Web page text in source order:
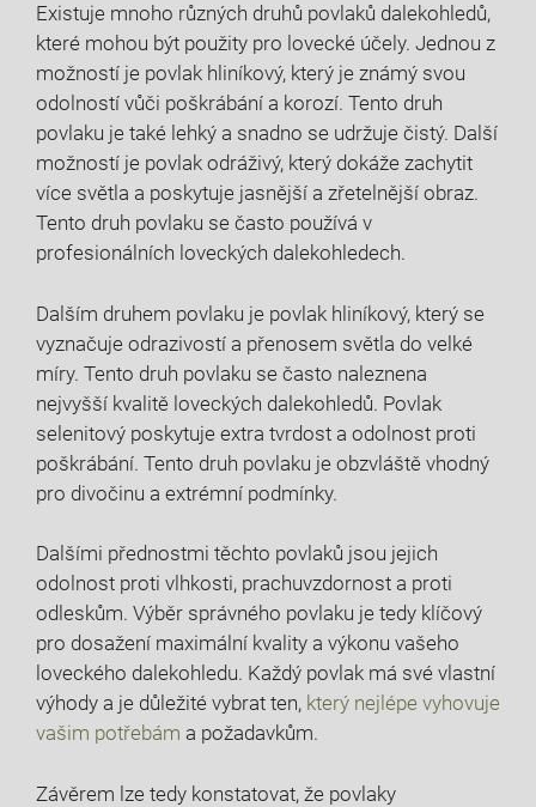
Existuje mnoho různých druhů povlaků dalekohledů,
které mohou být použity pro lovecké účely. Jednou z
možností je povlak hliníkový, který je známý svou
odolností vůči poškrábání a korozí. Tento druh
povlaku je také lehký a snadno se udržuje čistý. Další
možností je povlak odráživý, který dokáže zachytit
více světla a poskytuje jasnější a zřetelnější obraz.
Tento druh povlaku se často používá v
profesionálních loveckých dalekohledech.
Dalším druhem povlaku je povlak hliníkový, který se
vyznačuje odrazivostí a přenosem světla do velké
míry. Tento druh povlaku se často naleznena
nejvyšší kvalitě loveckých dalekohledů. Povlak
selenitový poskytuje extra tvrdost a odolnost proti
poškrábání. Tento druh povlaku je obzvláště vhodný
pro divočinu a extrémní podmínky.
Dalšími přednostmi těchto povlaků jsou jejich
odolnost proti vlhkosti, prachuvzdornost a proti
odleskům. Výběr správného povlaku je tedy klíčový
pro dosažení maximální kvality a výkonu vašeho
loveckého dalekohledu. Každý povlak má své vlastní
výhody a je důležité vybrat ten, který nejlépe vyhovuje
vašim potřebám a požadavkům.
Závěrem lze tedy konstatovat, že povlaky